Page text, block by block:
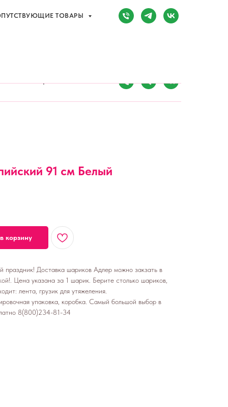
Сочи, Адлер,ул. Мира, д. 14
ТОВАРЫ
ТОВАРЫ
91 см Белый
корзину
праздник! Доставка шариков Адлер можно закзать в
Цена указана за 1 шарик. Берите столько шариков,
лента, грузик для утяжеления.
упаковка, коробка. Самый большой выбор в
8(800)234-81-34